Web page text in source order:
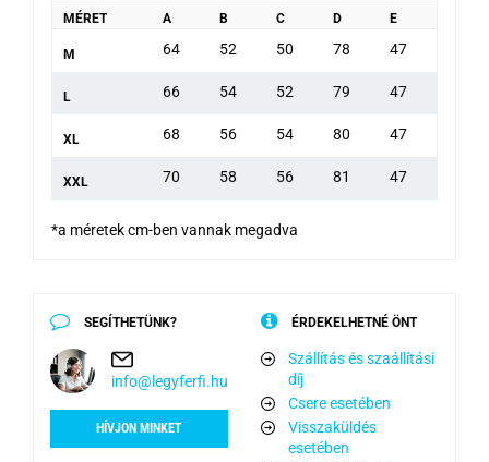
MÉRET A B C D E
M 64 52 50 78 47
L 66 54 52 79 47
XL 68 56 54 80 47
XXL 70 58 56 81 47
*a méretek cm-ben vannak megadva
SEGÍTHETÜNK?
info@legyferfi.hu
HÍVJON MINKET
ÉRDEKELHETNÉ ÖNT
Szállítás és szaállítási
díj
Csere esetében
Visszaküldés
esetében